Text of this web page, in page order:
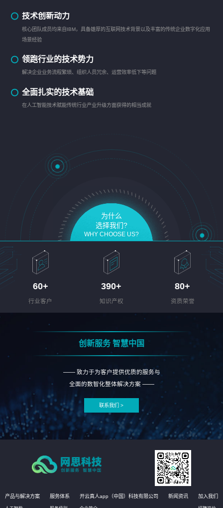
技术创新动力
核心团队成员均来自IBM，具备雄厚的互联网技术背景以及丰富的传统企业数字化应用
场景经验
领跑行业的技术势力
解决企业业务流程繁琐、组织人员冗余、运营效率低下等问题
全面扎实的技术基础
在人工智能技术赋能传统行业产业升级方面获得的相当成就
为什么
选择我们?
WHY CHOOSE US?
60+
行业客户
390+
知识产权
80+
资质荣誉
创新服务 智慧中国
—— 致力于为客户提供优质的服务与
全面的数智化整体解决方案 ——
联系我们 >
产品与解决方案 服务体系 开云真人app（中国）科技有限公司 新闻资讯 加入我们